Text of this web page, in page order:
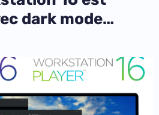
dark mode…